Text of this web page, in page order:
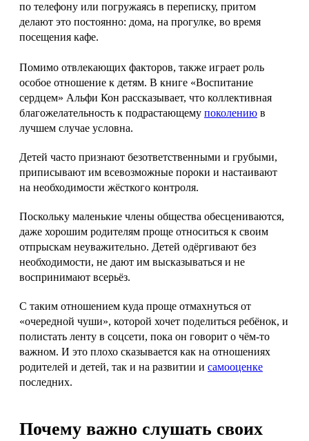
по телефону или погружаясь в переписку, притом
делают это постоянно: дома, на прогулке, во время
посещения кафе.
Помимо отвлекающих факторов, также играет роль
особое отношение к детям. В книге «Воспитание
сердцем» Альфи Кон рассказывает, что коллективная
благожелательность к подрастающему поколению в
лучшем случае условна.
Детей часто признают безответственными и грубыми,
приписывают им всевозможные пороки и настаивают
на необходимости жёсткого контроля.
Поскольку маленькие члены общества обесцениваются,
даже хорошим родителям проще относиться к своим
отпрыскам неуважительно. Детей одёргивают без
необходимости, не дают им высказываться и не
воспринимают всерьёз.
С таким отношением куда проще отмахнуться от
«очередной чуши», которой хочет поделиться ребёнок, и
полистать ленту в соцсети, пока он говорит о чём‑то
важном. И это плохо сказывается как на отношениях
родителей и детей, так и на развитии и самооценке
последних.
Почему важно слушать своих